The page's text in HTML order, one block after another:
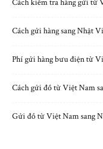
Cách kiểm tra hàng gửi từ
Cách gửi hàng sang Nhật
Phí gửi hàng bưu điện từ
Cách gửi đồ từ Việt Nam
Gửi đồ từ Việt Nam sang